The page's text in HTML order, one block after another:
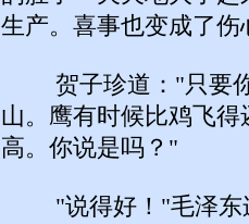
生产。喜事也变成了
贺子珍道："只要你
山。鹰有时候比鸡飞
高。你说是吗？"
"说得好！"毛泽东